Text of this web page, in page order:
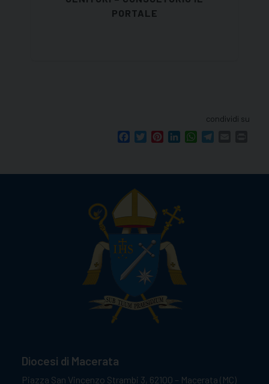
PORTALE
condividi su
FacebookTwitterPinterestLinkedInWhatsApp
Diocesi di Macerata
Piazza San Vincenzo Strambi 3, 62100 – Macerata (MC)